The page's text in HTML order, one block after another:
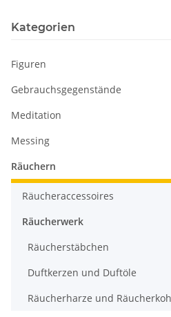
Kategorien
Figuren
Gebrauchsgegenstände
Meditation
Messing
Räuchern
Räucheraccessoires
Räucherwerk
Räucherstäbchen
Duftkerzen und Duftöle
Räucherharze und